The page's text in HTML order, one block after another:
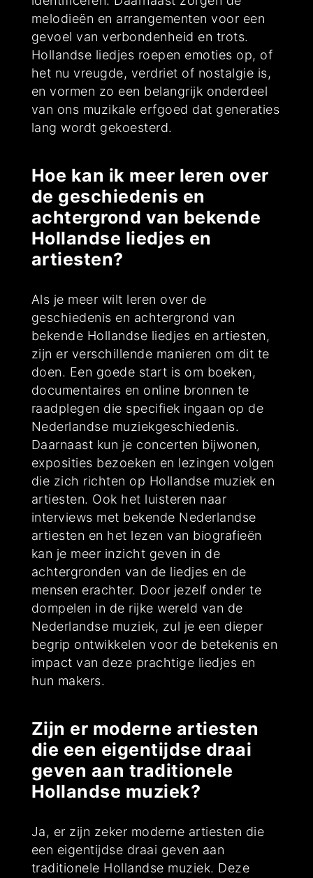
melodieën en arrangementen voor een
gevoel van verbondenheid en trots.
Hollandse liedjes roepen emoties op, of
het nu vreugde, verdriet of nostalgie is,
en vormen zo een belangrijk onderdeel
van ons muzikale erfgoed dat generaties
lang wordt gekoesterd.
Hoe kan ik meer leren over
de geschiedenis en
achtergrond van bekende
Hollandse liedjes en
artiesten?
Als je meer wilt leren over de
geschiedenis en achtergrond van
bekende Hollandse liedjes en artiesten,
zijn er verschillende manieren om dit te
doen. Een goede start is om boeken,
documentaires en online bronnen te
raadplegen die specifiek ingaan op de
Nederlandse muziekgeschiedenis.
Daarnaast kun je concerten bijwonen,
exposities bezoeken en lezingen volgen
die zich richten op Hollandse muziek en
artiesten. Ook het luisteren naar
interviews met bekende Nederlandse
artiesten en het lezen van biografieën
kan je meer inzicht geven in de
achtergronden van de liedjes en de
mensen erachter. Door jezelf onder te
dompelen in de rijke wereld van de
Nederlandse muziek, zul je een dieper
begrip ontwikkelen voor de betekenis en
impact van deze prachtige liedjes en
hun makers.
Zijn er moderne artiesten
die een eigentijdse draai
geven aan traditionele
Hollandse muziek?
Ja, er zijn zeker moderne artiesten die
een eigentijdse draai geven aan
traditionele Hollandse muziek. Deze